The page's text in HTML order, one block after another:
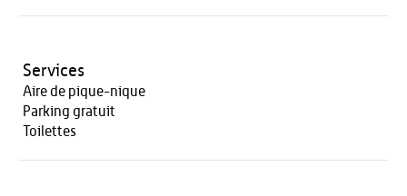
Services
Aire de pique-nique
Parking gratuit
Toilettes